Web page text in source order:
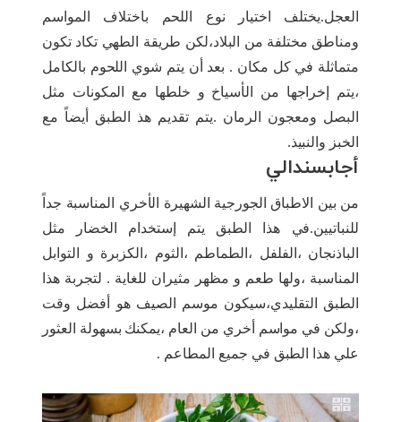
العجل.يختلف اختيار نوع اللحم باختلاف المواسم
ومناطق مختلفة من البلاد،لكن طريقة الطهي تكاد تكون
متماثلة في كل مكان . بعد أن يتم شوي اللحوم بالكامل
،يتم إخراجها من الأسياخ و خلطها مع المكونات مثل
البصل ومعجون الرمان .يتم تقديم هذ الطبق أيضاً مع
الخبز والنبيذ.
أجابسندالي
من بين الاطباق الجورجية الشهيرة الأخري المناسبة جداً
للنباتيين.في هذا الطبق يتم إستخدام الخضار مثل
الباذنجان ،الفلفل ،الطماطم ،الثوم ،الكزبرة و التوابل
المناسبة ،ولها طعم و مظهر مثيران للغاية . لتجربة هذا
الطبق التقليدي،سيكون موسم الصيف هو أفضل وقت
،ولكن في مواسم أخري من العام ،يمكنك بسهولة العثور
علي هذا الطبق في جميع المطاعم .